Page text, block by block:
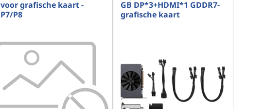
voor grafische kaart -
P7/P8
GB DP*3+HDMI*1 GDDR7-
grafische kaart